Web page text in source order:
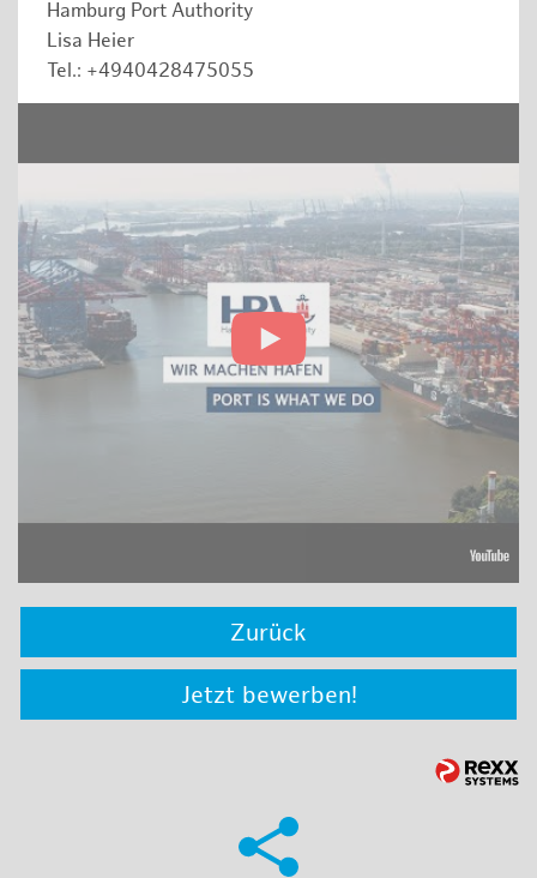
Hamburg Port Authority
Lisa Heier
Tel.: +4940428475055
Zurück
Jetzt bewerben!